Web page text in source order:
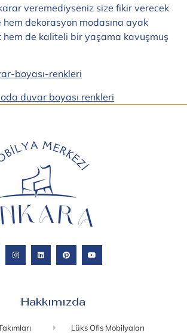
veremediyseniz size fikir verecek
dekorasyon modasına ayak
hem de kaliteli bir yaşama kavuşmuş
duvar boyası renkleri
Hakkımızda
Lüks Ofis Mobilyaları